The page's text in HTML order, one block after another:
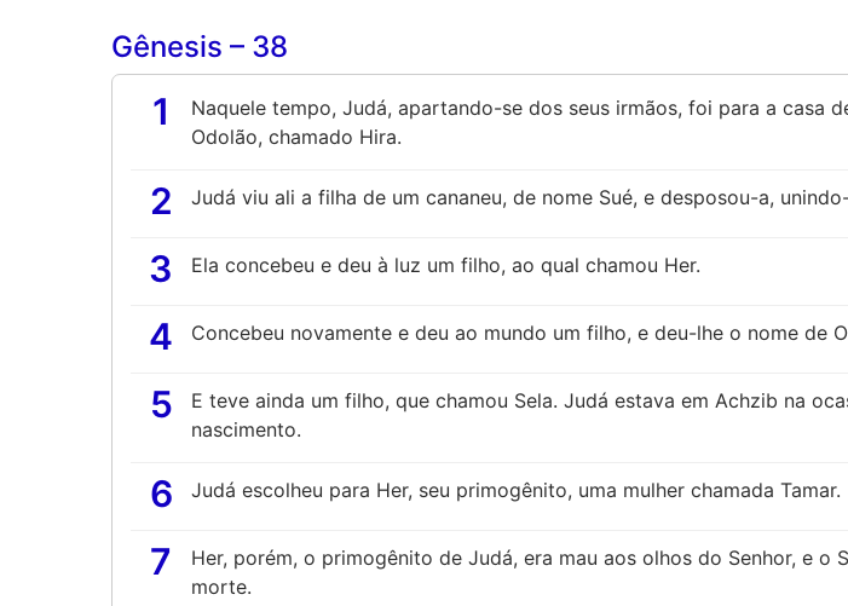
Gênesis – 38
1
Naquele tempo, Judá, apartando-se dos seus irmãos, foi para a casa
Odolão, chamado Hira.
2 Judá viu ali a filha de um cananeu, de nome Sué, e desposou-a,
3 Ela concebeu e deu à luz um filho, ao qual chamou Her.
4 Concebeu novamente e deu ao mundo um filho, e deu-lhe o nome de
5
E teve ainda um filho, que chamou Sela. Judá estava em Achzib na
nascimento.
6 Judá escolheu para Her, seu primogênito, uma mulher chamada Tamar.
7
Her, porém, o primogênito de Judá, era mau aos olhos do Senhor, e o
morte.